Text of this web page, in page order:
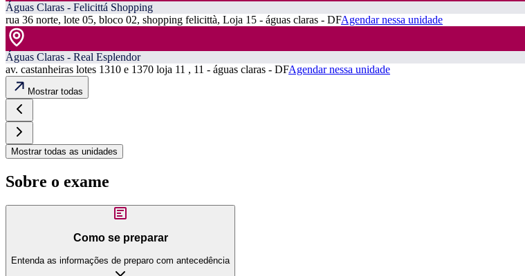
Águas Claras - Felicittá Shopping
rua 36 norte, lote 05, bloco 02, shopping felicittà, Loja 15 - águas claras - DFAgendar nessa unidade
Águas Claras - Real Esplendor
av. castanheiras lotes 1310 e 1370 loja 11 , 11 - águas claras - DFAgendar nessa unidade
Mostrar todas
Mostrar todas as unidades
Sobre o exame
Como se preparar
Entenda as informações de preparo com antecedência